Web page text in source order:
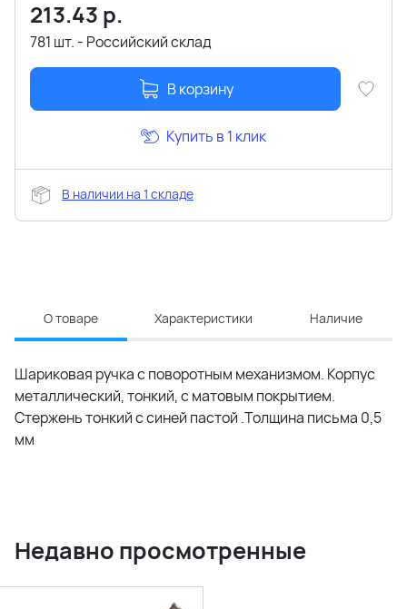
213.43 р.
781 шт. - Российский склад
В корзину
Купить в 1 клик
В наличии на 1 складе
О товаре Характеристики Наличие
Шариковая ручка с поворотным механизмом. Корпус
металлический, тонкий, с матовым покрытием.
Стержень тонкий с синей пастой .Толщина письма 0,5
мм
Недавно просмотренные